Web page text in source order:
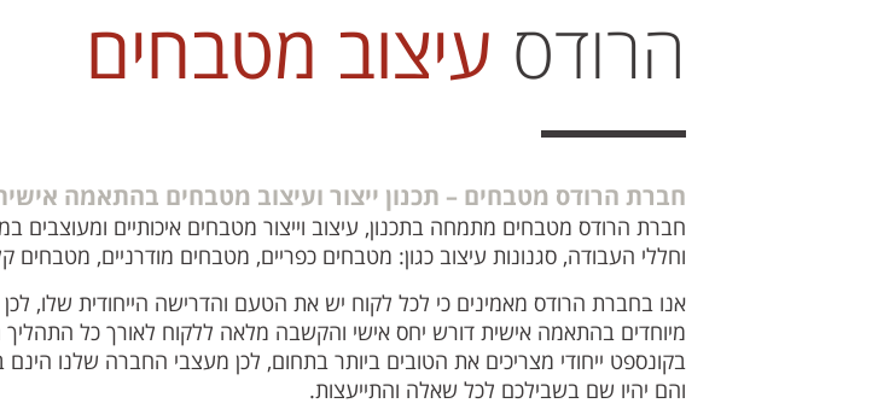
הרודס עיצוב מטבחים
חברת הרודס מטבחים – תכנון ייצור ועיצוב מטבחים בהתאמה
חברת הרודס מטבחים מתמחה בתכנון, עיצוב וייצור מטבחים איכותיים ומעוצבים
וחללי העבודה, סגנונות עיצוב כגון: מטבחים כפריים, מטבחים מודרניים, מטבחים
אנו בחברת הרודס מאמינים כי לכל לקוח יש את הטעם והדרישה הייחודית שלו,
מיוחדים בהתאמה אישית דורש יחס אישי והקשבה מלאה ללקוח לאורך כל התהליך
בקונספט ייחודי מצריכים את הטובים ביותר בתחום, לכן מעצבי החברה שלנו הינם
והם יהיו שם בשבילכם לכל שאלה והתייעצות.